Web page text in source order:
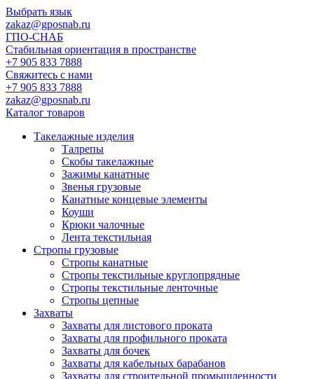
Выбрать язык
zakaz@gposnab.ru
ГПО-СНАБ
Стабильная ориентация в пространстве
+7 905 833 7888
Свяжитесь с нами
+7 905 833 7888
zakaz@gposnab.ru
Каталог товаров
Такелажные изделия
Талрепы
Скобы такелажные
Зажимы канатные
Звенья грузовые
Канатные концевые элементы
Коуши
Крюки чалочные
Лента текстильная
Стропы грузовые
Стропы канатные
Стропы текстильные круглопрядные
Стропы текстильные ленточные
Стропы цепные
Захваты
Захваты для листового проката
Захваты для профильного проката
Захваты для бочек
Захваты для кабельных барабанов
Захваты для строительной промышленности